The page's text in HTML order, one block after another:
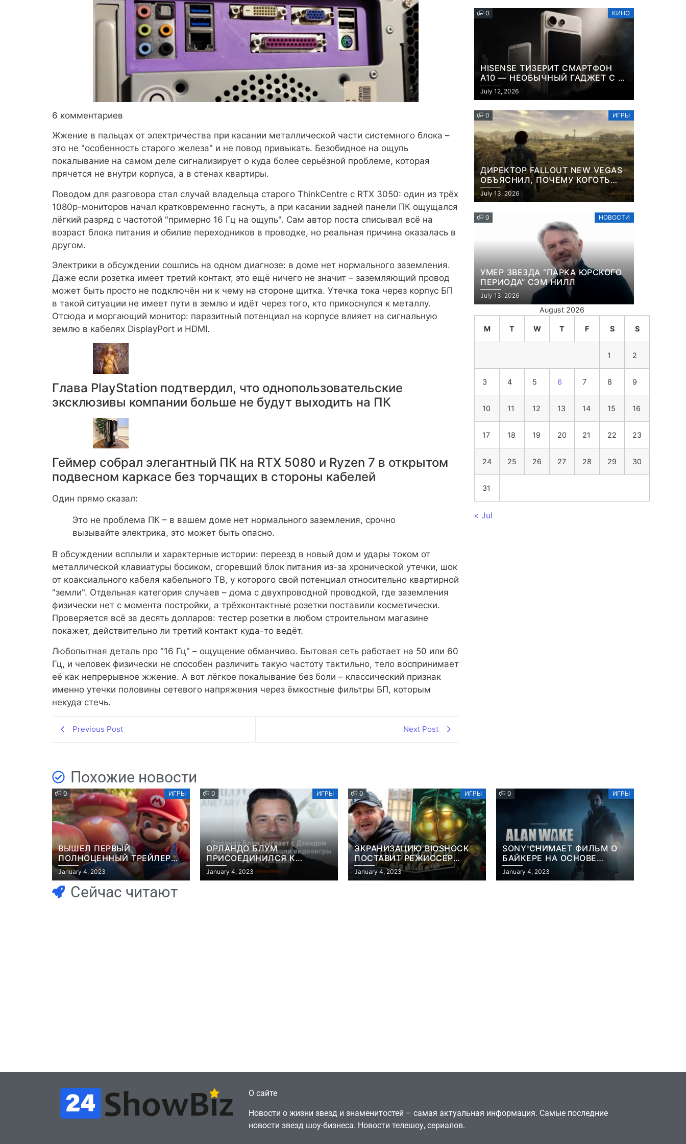
6 комментариев
Жжение в пальцах от электричества при касании металлической части системного блока –
это не "особенность старого железа" и не повод привыкать. Безобидное на ощупь
покалывание на самом деле сигнализирует о куда более серьёзной проблеме, которая
прячется не внутри корпуса, а в стенах квартиры.
Поводом для разговора стал случай владельца старого ThinkCentre с RTX 3050: один из трёх
1080p-мониторов начал кратковременно гаснуть, а при касании задней панели ПК ощущался
лёгкий разряд с частотой "примерно 16 Гц на ощупь". Сам автор поста списывал всё на
возраст блока питания и обилие переходников в проводке, но реальная причина оказалась в
другом.
Электрики в обсуждении сошлись на одном диагнозе: в доме нет нормального заземления.
Даже если розетка имеет третий контакт, это ещё ничего не значит – заземляющий провод
может быть просто не подключён ни к чему на стороне щитка. Утечка тока через корпус БП
в такой ситуации не имеет пути в землю и идёт через того, кто прикоснулся к металлу.
Отсюда и моргающий монитор: паразитный потенциал на корпусе влияет на сигнальную
землю в кабелях DisplayPort и HDMI.
Глава PlayStation подтвердил, что однопользовательские
эксклюзивы компании больше не будут выходить на ПК
Геймер собрал элегантный ПК на RTX 5080 и Ryzen 7 в открытом
подвесном каркасе без торчащих в стороны кабелей
Один прямо сказал:
Это не проблема ПК – в вашем доме нет нормального заземления, срочно
вызывайте электрика, это может быть опасно.
В обсуждении всплыли и характерные истории: переезд в новый дом и удары током от
металлической клавиатуры босиком, сгоревший блок питания из-за хронической утечки, шок
от коаксиального кабеля кабельного ТВ, у которого свой потенциал относительно квартирной
"земли". Отдельная категория случаев – дома с двухпроводной проводкой, где заземления
физически нет с момента постройки, а трёхконтактные розетки поставили косметически.
Проверяется всё за десять долларов: тестер розетки в любом строительном магазине
покажет, действительно ли третий контакт куда-то ведёт.
Любопытная деталь про "16 Гц" – ощущение обманчиво. Бытовая сеть работает на 50 или 60
Гц, и человек физически не способен различить такую частоту тактильно, тело воспринимает
её как непрерывное жжение. А вот лёгкое покалывание без боли – классический признак
именно утечки половины сетевого напряжения через ёмкостные фильтры БП, которым
некуда стечь.
Previous Post Next Post
0 КИНО
HISENSE ТИЗЕРИТ СМАРТФОН
A10 — НЕОБЫЧНЫЙ ГАДЖЕТ С E-
INK-ЭКРАНОМ И СЪЕМНОЙ LCD-
ПАНЕЛЬЮ ДЛЯ ЦВЕТНОГО
July 12, 2026
0 ИГРЫ
ДИРЕКТОР FALLOUT NEW VEGAS
ОБЪЯСНИЛ, ПОЧЕМУ КОГОТЬ
СМЕРТИ У КАРЬЕРА НАМЕРЕННО
СНОСИТ ВАМ ГОЛОВУ
July 13, 2026
0 НОВОСТИ
УМЕР ЗВЕЗДА “ПАРКА ЮРСКОГО
ПЕРИОДА” СЭМ НИЛЛ
July 13, 2026
August 2026
M T W T F S S
1 2
3 4 5 6 7 8 9
10 11 12 13 14 15 16
17 18 19 20 21 22 23
24 25 26 27 28 29 30
31
« Jul
Похожие новости
0 ИГРЫ
ВЫШЕЛ ПЕРВЫЙ
ПОЛНОЦЕННЫЙ ТРЕЙЛЕР
МУЛЬТФИЛЬМА “МАРИО”
January 4, 2023
0 ИГРЫ
ОРЛАНДО БЛУМ
ПРИСОЕДИНИЛСЯ К
ЭКРАНИЗАЦИИ ВИДЕОИГРЫ
GRAN TURISMO
January 4, 2023
0 ИГРЫ
ЭКРАНИЗАЦИЮ BIOSHOCK
ПОСТАВИТ РЕЖИССЕР
«КОНСТАНТИНА» И
«ГОЛОДНЫХ ИГР»
January 4, 2023
0 ИГРЫ
SONY СНИМАЕТ ФИЛЬМ О
БАЙКЕРЕ НА ОСНОВЕ
ИЗВЕСТНОЙ ВИДЕОИГРЫ
January 4, 2023
Сейчас читают
О сайте
Новости о жизни звезд и знаменитостей – самая актуальная информация. Самые последние
новости звезд шоу-бизнеса. Новости телешоу, сериалов.